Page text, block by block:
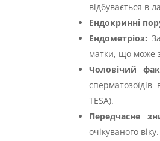
відбувається в
Ендокринні
Ендометріоз:
матки, що може
Чоловічий
TESA).
Передчасне
очікуваного віку.